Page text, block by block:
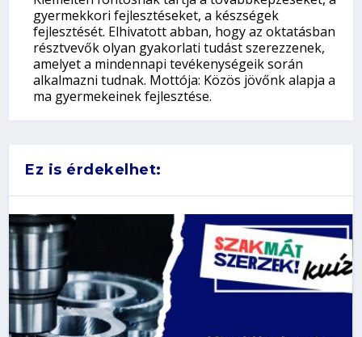
gyermekkori fejlesztéseket, a készségek
fejlesztését. Elhivatott abban, hogy az oktatásban
résztvevők olyan gyakorlati tudást szerezzenek,
amelyet a mindennapi tevékenységeik során
alkalmazni tudnak. Mottója: Közös jövőnk alapja a
ma gyermekeinek fejlesztése.
Ez is érdekelhet: